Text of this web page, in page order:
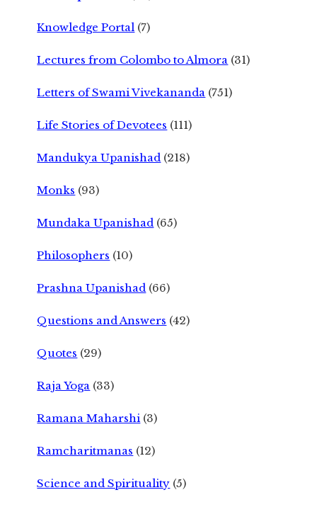
Knowledge Portal (7)
Lectures from Colombo to Almora (31)
Letters of Swami Vivekananda (751)
Life Stories of Devotees (111)
Mandukya Upanishad (218)
Monks (93)
Mundaka Upanishad (65)
Philosophers (10)
Prashna Upanishad (66)
Questions and Answers (42)
Quotes (29)
Raja Yoga (33)
Ramana Maharshi (3)
Ramcharitmanas (12)
Science and Spirituality (5)